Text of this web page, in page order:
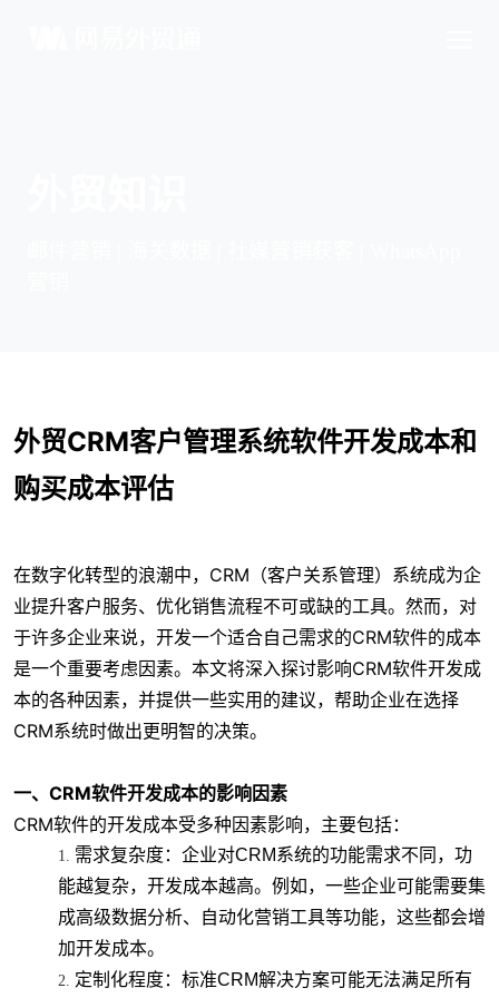
外贸CRM客户管理系统软件开发成本和
购买成本评估
在数字化转型的浪潮中，CRM（客户关系管理）系统成为企
业提升客户服务、优化销售流程不可或缺的工具。然而，对
于许多企业来说，开发一个适合自己需求的CRM软件的成本
是一个重要考虑因素。本文将深入探讨影响CRM软件开发成
本的各种因素，并提供一些实用的建议，帮助企业在选择
CRM系统时做出更明智的决策。
一、CRM软件开发成本的影响因素
CRM软件的开发成本受多种因素影响，主要包括：
需求复杂度：企业对CRM系统的功能需求不同，功
能越复杂，开发成本越高。例如，一些企业可能需要集
成高级数据分析、自动化营销工具等功能，这些都会增
加开发成本。
定制化程度：标准CRM解决方案可能无法满足所有